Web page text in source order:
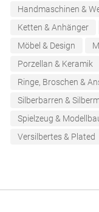
Handmaschinen &
Ketten & Anhänger
Möbel & Design
Porzellan & Keramik
Ringe, Broschen &
Silberbarren &
Spielzeug &
Versilbertes & Plated